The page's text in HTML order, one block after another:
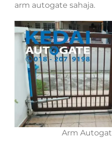
arm autogate sahaja.
Arm